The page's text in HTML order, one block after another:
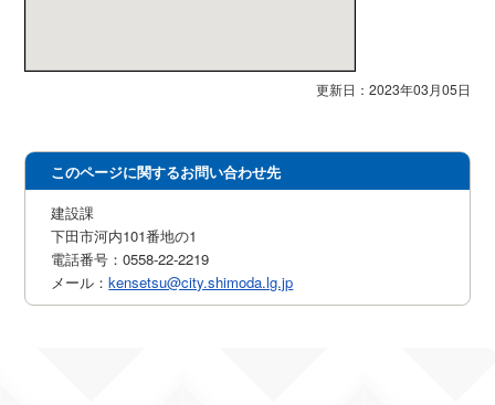
更新日：2023年03月05日
このページに関するお問い合わせ先
建設課
下田市河内101番地の1
電話番号：0558-22-2219
メール：kensetsu@city.shimoda.lg.jp